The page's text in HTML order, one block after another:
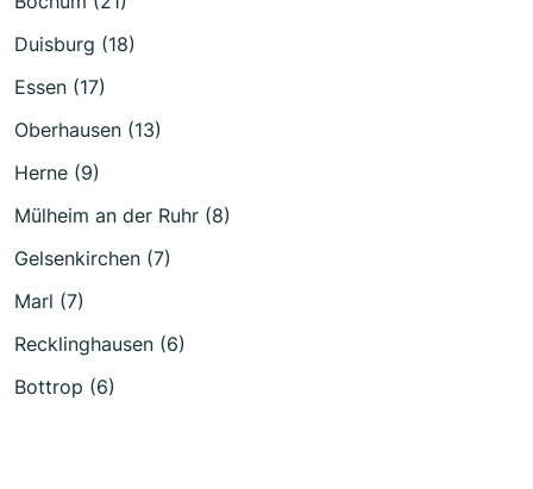
Duisburg (18)
Essen (17)
Oberhausen (13)
Herne (9)
Mülheim an der Ruhr (8)
Gelsenkirchen (7)
Marl (7)
Recklinghausen (6)
Bottrop (6)